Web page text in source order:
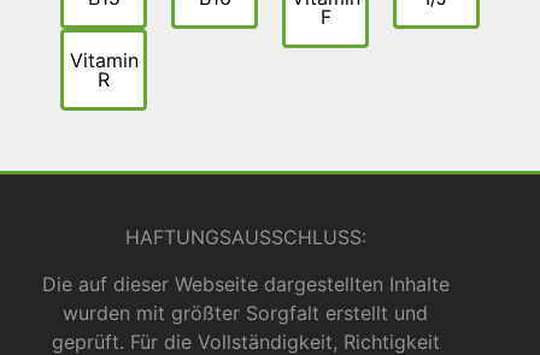
Vitamin
R
F
HAFTUNGSAUSSCHLUSS:
Die auf dieser Webseite dargestellten Inhalte
wurden mit größter Sorgfalt erstellt und
geprüft. Für die Vollständigkeit, Richtigkeit